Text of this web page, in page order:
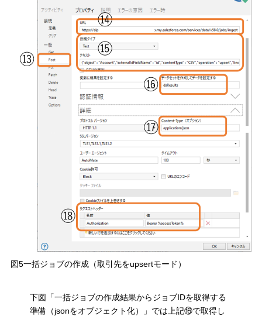
図5一括ジョブの作成（取引先をupsertモード）
下図「一括ジョブの作成結果からジョブIDを取得する
準備（jsonをオブジェクト化）」では上記⑯で取得し